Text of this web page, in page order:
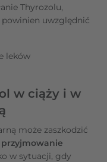
Thyrozolu,
uwzględnić
leków
w ciąży i w
może zaszkodzić
przyjmowanie
w sytuacji, gdy